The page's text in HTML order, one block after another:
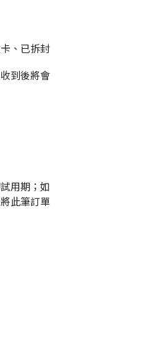
、已拆封
到後將會
用期；如
此筆訂單